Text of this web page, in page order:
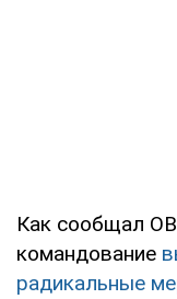
Как сообщал
командование
радикальные